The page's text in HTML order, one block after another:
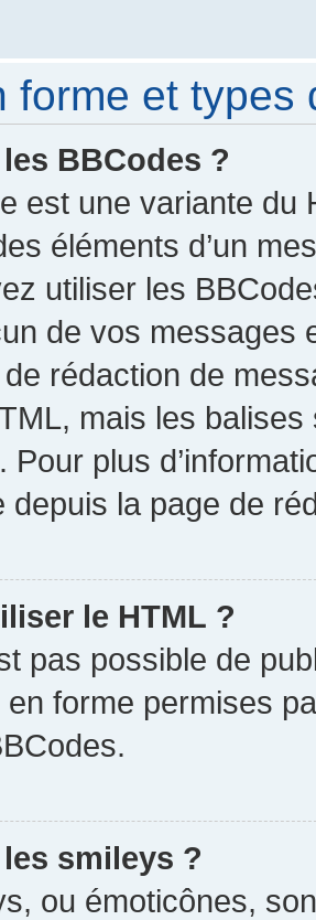
forme et types
BBCodes ?
est une variante du
éléments d’un
utiliser les
de vos messages
rédaction de
mais les
Pour plus
depuis la page de
le HTML ?
pas possible de
forme permises
smileys ?
ou émoticônes,